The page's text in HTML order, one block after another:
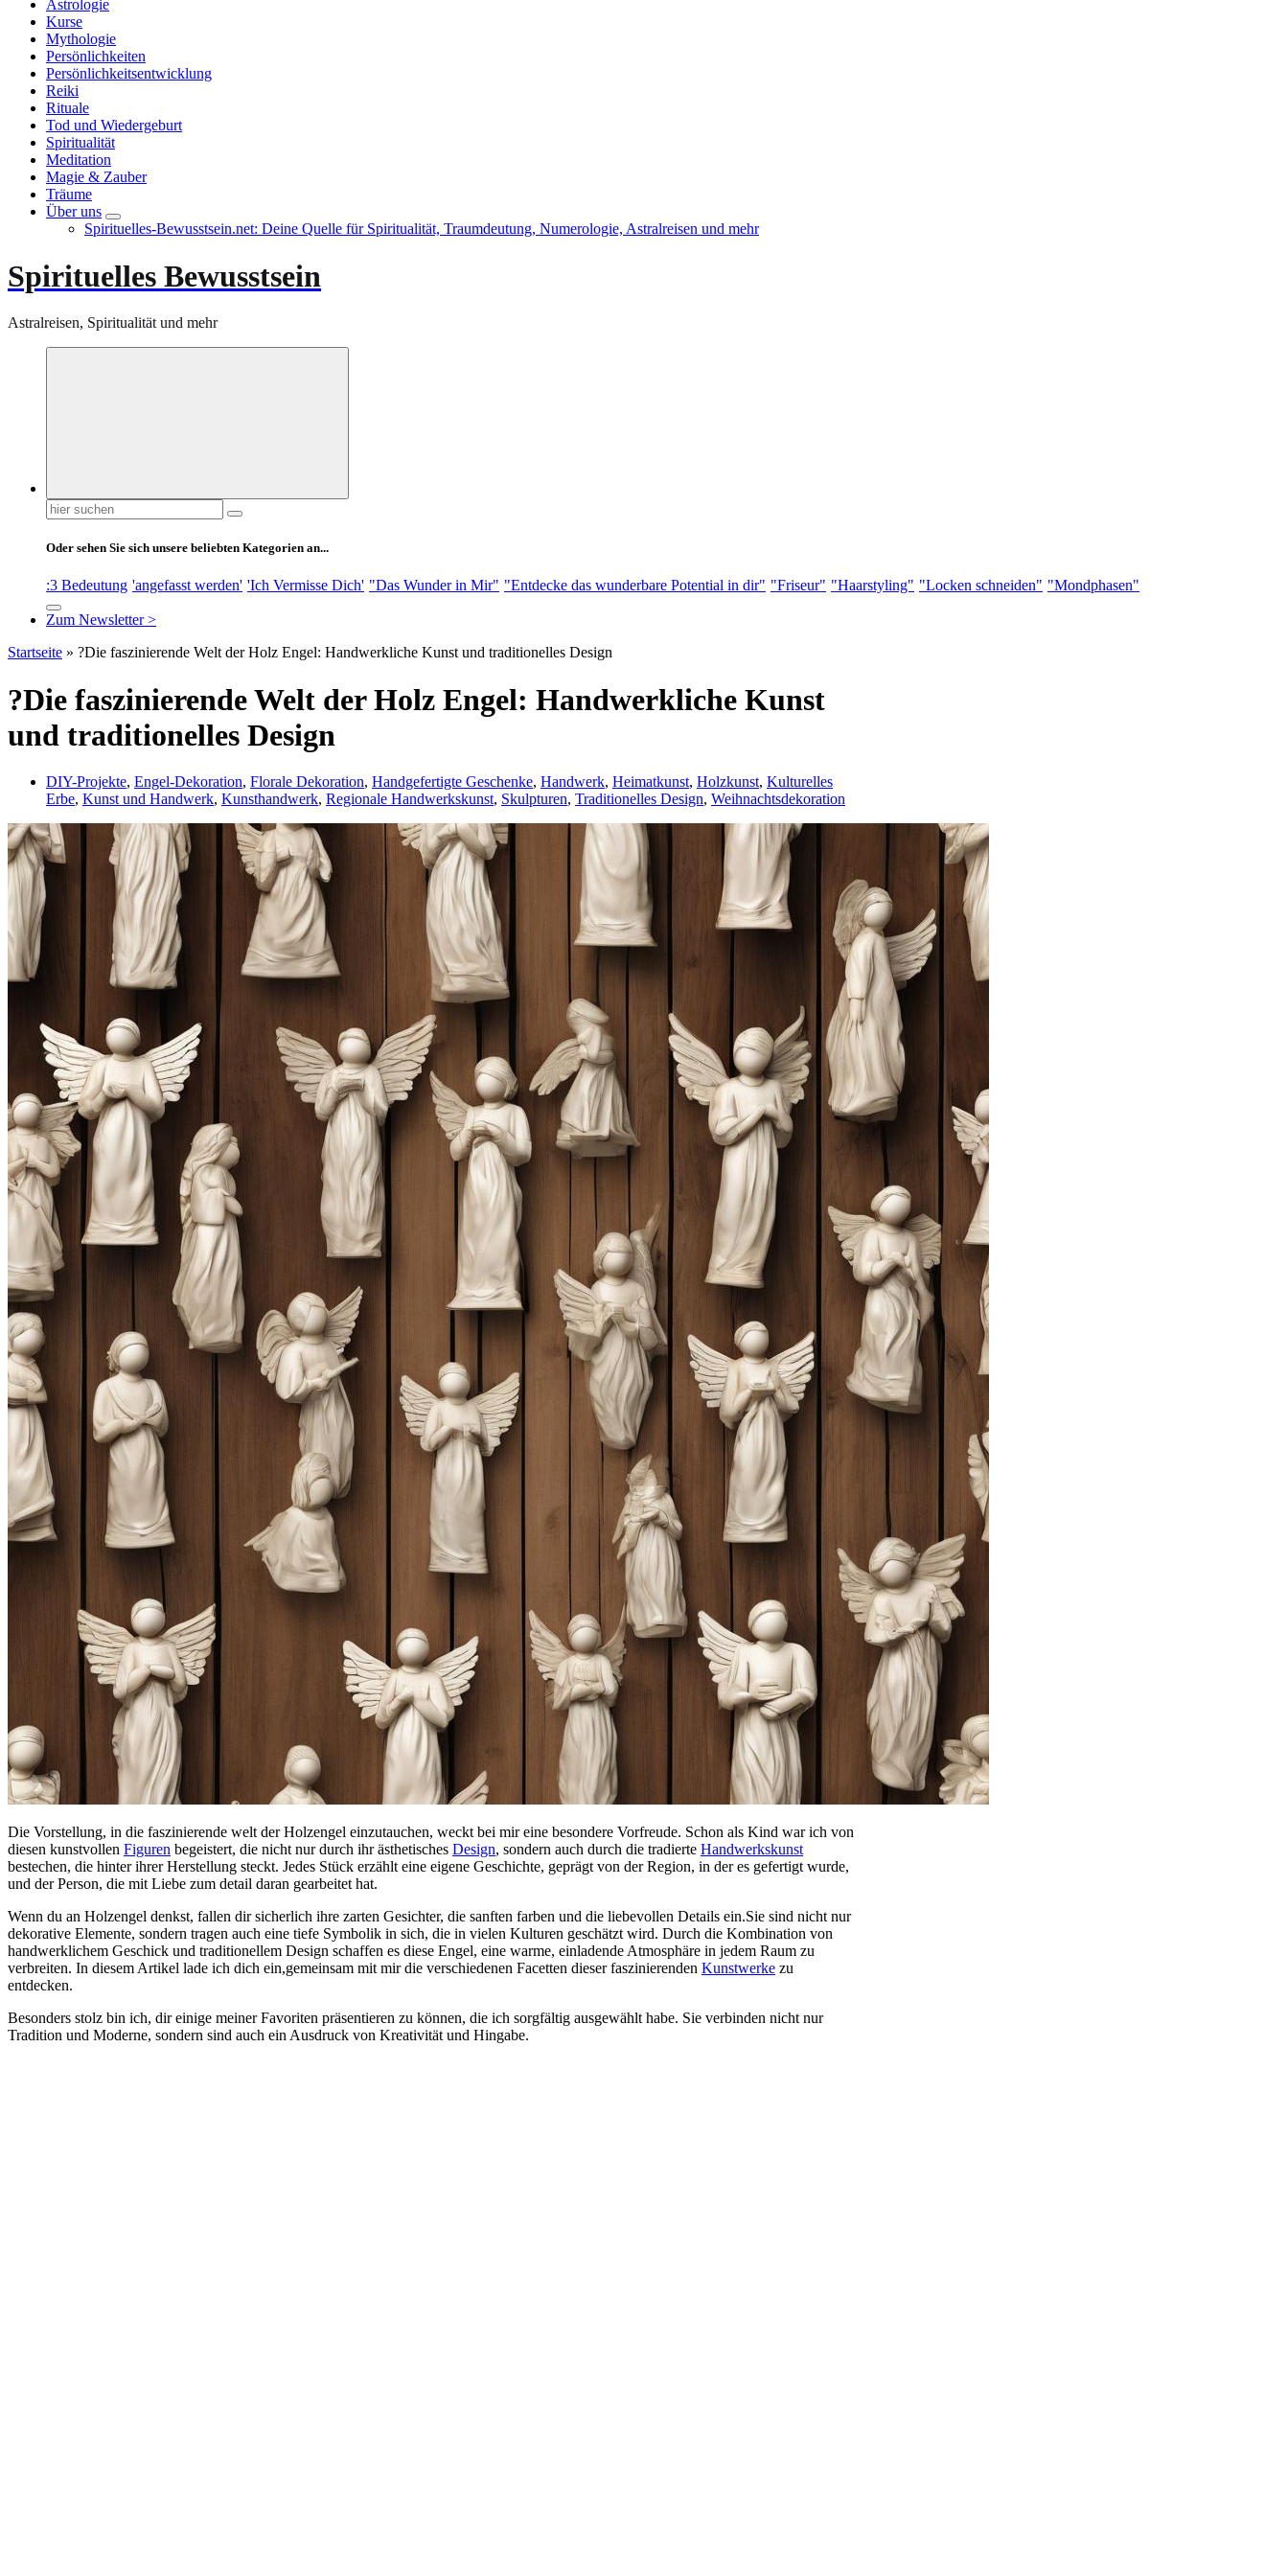
Astrologie
Kurse
Mythologie
Persönlichkeiten
Persönlichkeitsentwicklung
Reiki
Rituale
Tod und Wiedergeburt
Spiritualität
Meditation
Magie & Zauber
Träume
Über uns
Spirituelles-Bewusstsein.net: Deine Quelle für Spiritualität, Traumdeutung, Numerologie, Astralreisen und mehr
Spirituelles Bewusstsein
Astralreisen, Spiritualität und mehr
Suchen
nach:
Oder sehen Sie sich unsere beliebten Kategorien an...
:3 Bedeutung 'angefasst werden' 'Ich Vermisse Dich' "Das Wunder in Mir" "Entdecke das wunderbare Potential in dir" "Friseur" "Haarstyling" "Locken schneiden" "Mondphasen"
Zum Newsletter >
Startseite » ?Die faszinierende Welt der Holz Engel: Handwerkliche Kunst und traditionelles Design
?Die faszinierende Welt der Holz Engel: Handwerkliche Kunst
und traditionelles Design
DIY-Projekte, Engel-Dekoration, Florale Dekoration, Handgefertigte Geschenke, Handwerk, Heimatkunst, Holzkunst, Kulturelles
Erbe, Kunst und Handwerk, Kunsthandwerk, Regionale Handwerkskunst, Skulpturen, Traditionelles Design, Weihnachtsdekoration
Die Vorstellung, in die⁤ faszinierende welt ⁤der Holzengel einzutauchen, weckt bei mir eine besondere Vorfreude. Schon als Kind ‍war ich von
diesen kunstvollen Figuren begeistert, die nicht nur ⁢durch ihr ästhetisches Design, sondern auch ​durch die​ tradierte Handwerkskunst
bestechen, die hinter ihrer Herstellung steckt. Jedes Stück erzählt eine eigene Geschichte, geprägt‍ von der Region, in der es ‍gefertigt wurde,
und der Person, die mit Liebe zum detail daran gearbeitet hat.
Wenn du an Holzengel denkst, fallen dir sicherlich ihre zarten Gesichter, die sanften ‍farben und die ⁣liebevollen Details ein.Sie sind nicht nur
dekorative Elemente, sondern tragen auch​ eine tiefe Symbolik in sich, die in vielen Kulturen geschätzt wird. Durch die‌ Kombination von⁣
handwerklichem Geschick und traditionellem Design schaffen es ⁣diese Engel, eine warme, einladende Atmosphäre in jedem Raum zu
verbreiten. In diesem Artikel lade ich dich ein,gemeinsam mit mir die verschiedenen Facetten dieser faszinierenden ⁤ Kunstwerke zu⁣
entdecken.
Besonders stolz bin ich, dir einige meiner Favoriten‍ präsentieren zu können, die ich sorgfältig ausgewählt habe. Sie verbinden nicht nur
Tradition und Moderne, sondern sind auch ein Ausdruck von Kreativität und Hingabe.